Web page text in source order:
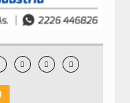
  